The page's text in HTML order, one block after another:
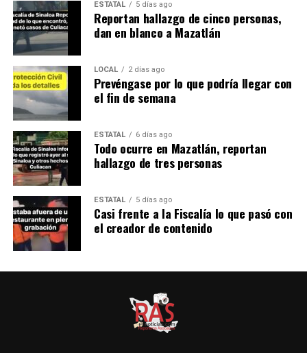
ESTATAL 5 días ago
Reportan hallazgo de cinco personas,
dan en blanco a Mazatlán
LOCAL 2 días ago
Prevéngase por lo que podría llegar con
el fin de semana
ESTATAL 6 días ago
Todo ocurre en Mazatlán, reportan
hallazgo de tres personas
ESTATAL 5 días ago
Casi frente a la Fiscalía lo que pasó con
el creador de contenido